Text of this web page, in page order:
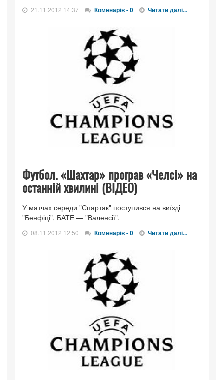
21.11.2012 14:37 Коменарів - 0 Читати далі...
Футбол. «Шахтар» програв «Челсі» на
останній хвилині (ВІДЕО)
У матчах середи "Спартак" поступився на виїзді
"Бенфіці", БАТЕ — "Валенсії".
08.11.2012 12:50 Коменарів - 0 Читати далі...